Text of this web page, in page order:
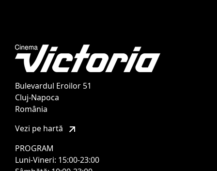
Bulevardul Eroilor 51
Cluj-Napoca
România
Vezi pe hartă
PROGRAM
Luni-Vineri: 15:00-23:00